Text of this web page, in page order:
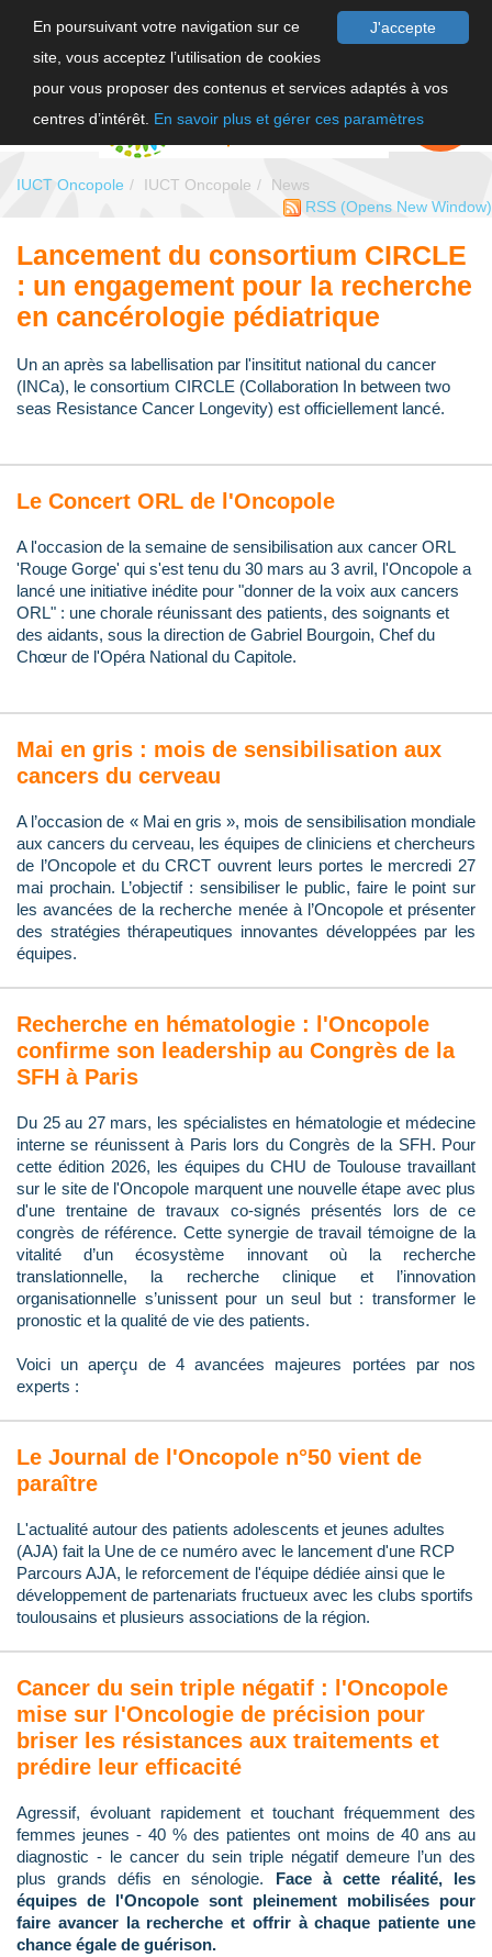
J'accepte
En poursuivant votre navigation sur ce
site, vous acceptez l’utilisation de cookies
pour vous proposer des contenus et services adaptés à vos
centres d’intérêt. En savoir plus et gérer ces paramètres
FAIRE UN
DON
IUCT Oncopole IUCT Oncopole
News
RSS (Opens New Window)
Lancement du consortium CIRCLE
: un engagement pour la recherche
en cancérologie pédiatrique
Un an après sa labellisation par l'insititut national du cancer
(INCa), le consortium CIRCLE (Collaboration In between two
seas Resistance Cancer Longevity) est officiellement lancé.
Le Concert ORL de l'Oncopole
A l'occasion de la semaine de sensibilisation aux cancer ORL
'Rouge Gorge' qui s'est tenu du 30 mars au 3 avril, l'Oncopole a
lancé une initiative inédite pour "donner de la voix aux cancers
ORL" : une chorale réunissant des patients, des soignants et
des aidants, sous la direction de Gabriel Bourgoin, Chef du
Chœur de l'Opéra National du Capitole.
Mai en gris : mois de sensibilisation aux
cancers du cerveau
A l’occasion de « Mai en gris », mois de sensibilisation mondiale
aux cancers du cerveau, les équipes de cliniciens et chercheurs
de l’Oncopole et du CRCT ouvrent leurs portes le mercredi 27
mai prochain. L’objectif : sensibiliser le public, faire le point sur
les avancées de la recherche menée à l’Oncopole et présenter
des stratégies thérapeutiques innovantes développées par les
équipes.
Recherche en hématologie : l'Oncopole
confirme son leadership au Congrès de la
SFH à Paris
Du 25 au 27 mars, les spécialistes en hématologie et médecine
interne se réunissent à Paris lors du Congrès de la SFH. Pour
cette édition 2026, les équipes du CHU de Toulouse travaillant
sur le site de l'Oncopole marquent une nouvelle étape avec plus
d'une trentaine de travaux co-signés présentés lors de ce
congrès de référence. Cette synergie de travail témoigne de la
vitalité d’un écosystème innovant où la recherche
translationnelle, la recherche clinique et l’innovation
organisationnelle s’unissent pour un seul but : transformer le
pronostic et la qualité de vie des patients.
Voici un aperçu de 4 avancées majeures portées par nos
experts :
Le Journal de l'Oncopole n°50 vient de
paraître
L'actualité autour des patients adolescents et jeunes adultes
(AJA) fait la Une de ce numéro avec le lancement d'une RCP
Parcours AJA, le reforcement de l'équipe dédiée ainsi que le
développement de partenariats fructueux avec les clubs sportifs
toulousains et plusieurs associations de la région.
Cancer du sein triple négatif : l'Oncopole
mise sur l'Oncologie de précision pour
briser les résistances aux traitements et
prédire leur efficacité
Agressif, évoluant rapidement et touchant fréquemment des
femmes jeunes - 40 % des patientes ont moins de 40 ans au
diagnostic - le cancer du sein triple négatif demeure l’un des
plus grands défis en sénologie. Face à cette réalité, les
équipes de l'Oncopole sont pleinement mobilisées pour
faire avancer la recherche et offrir à chaque patiente une
chance égale de guérison.